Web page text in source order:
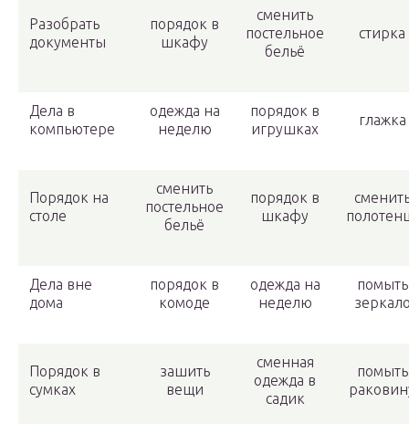
Разобрать
документы
порядок в
шкафу
сменить
постельное
бельё
стирка
Дела в
компьютере
одежда на
неделю
порядок в
игрушках
глажка
Порядок на
столе
сменить
постельное
бельё
порядок в
шкафу
Дела вне
дома
порядок в
комоде
одежда на
неделю
помыть
Порядок в
сумках
зашить
вещи
сменная
одежда в
садик
помыть